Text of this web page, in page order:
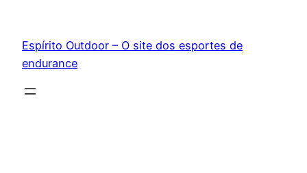
conteúdo
Espírito Outdoor – O site dos esportes de
endurance